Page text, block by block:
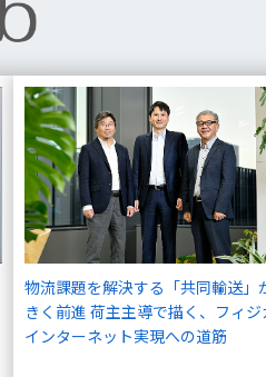
物流課題を解決する「共同輸送」
きく前進 荷主主導で描く、フィ
インターネット実現への道筋